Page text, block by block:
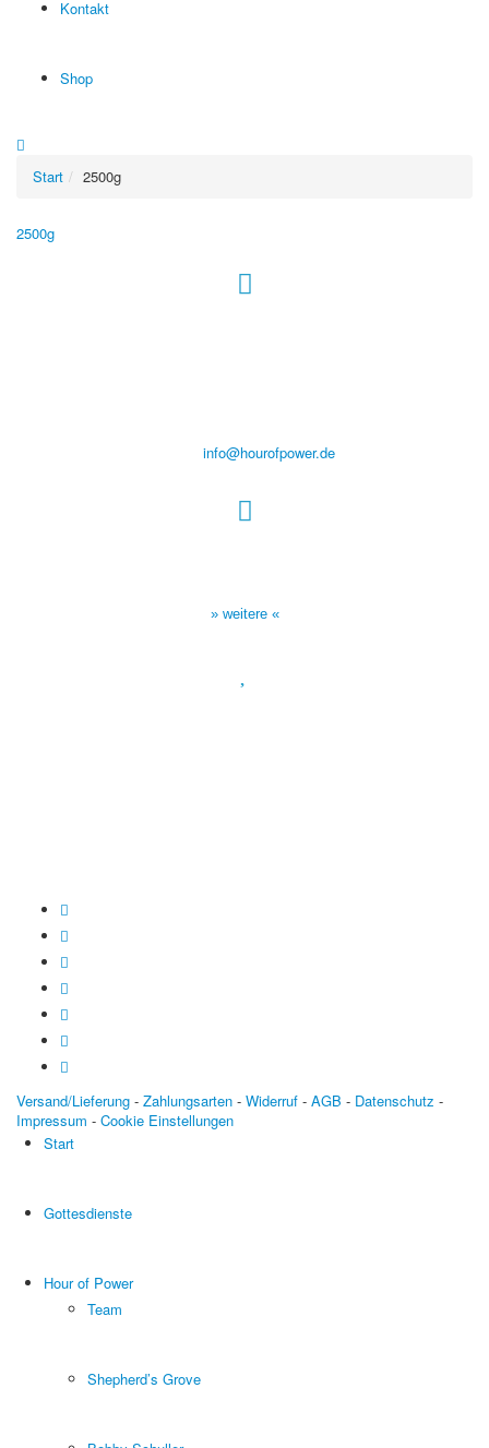
Kontakt
Shop
Start 2500g
2500g
info@hourofpower.de
» weitere «
Versand/Lieferung - Zahlungsarten - Widerruf - AGB - Datenschutz -
Impressum - Cookie Einstellungen
Start
Gottesdienste
Hour of Power
Team
Shepherd’s Grove